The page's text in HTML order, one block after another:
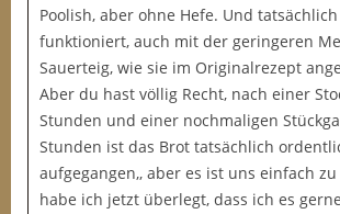
Poolish, aber ohne Hefe. Und
funktioniert, auch mit der geringeren
Sauerteig, wie sie im Originalrezept
Aber du hast völlig Recht, nach einer
Stunden und einer nochmaligen
Stunden ist das Brot tatsächlich
aufgegangen,, aber es ist uns einfach
habe ich jetzt überlegt, dass ich es